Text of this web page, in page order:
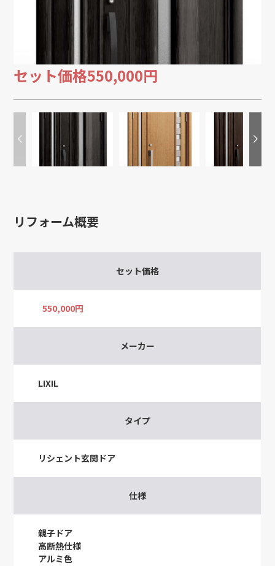
セット価格550,000円
リフォーム概要
セット価格
550,000円
メーカー
LIXIL
タイプ
リシェント玄関ドア
仕様
親子ドア
高断熱仕様
アルミ色